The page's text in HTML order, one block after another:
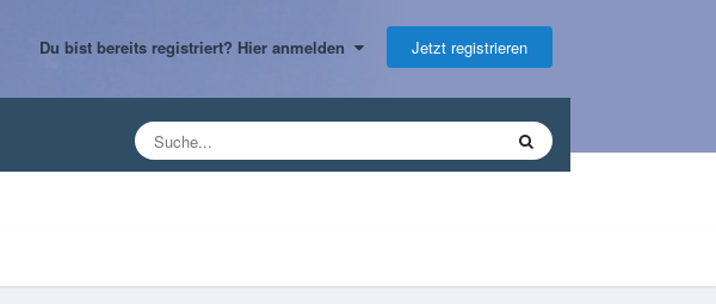
Du bist bereits registriert? Hier anmelden Jetzt registrieren